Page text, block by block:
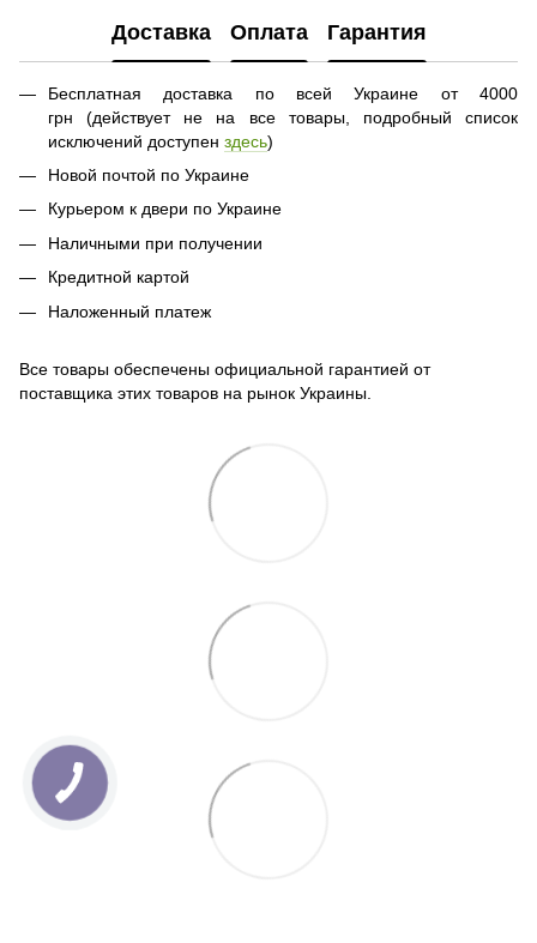
Доставка Оплата Гарантия
Бесплатная доставка по всей Украине от 4000
грн (действует не на все товары, подробный список
исключений доступен здесь)
Новой почтой по Украине
Курьером к двери по Украине
Наличными при получении
Кредитной картой
Наложенный платеж
Все товары обеспечены официальной гарантией от
поставщика этих товаров на рынок Украины.